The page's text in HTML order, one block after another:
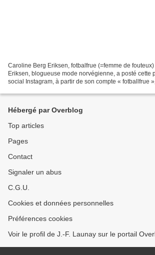
Caroline Berg Eriksen, fotbalfrue (=femme de
Eriksen, blogueuse mode norvégienne, a posté cette
social Instagram, à partir de son compte « fotballfrue
Hébergé par Overblog
Top articles
Pages
Contact
Signaler un abus
C.G.U.
Cookies et données personnelles
Préférences cookies
Voir le profil de J.-F. Launay sur le portail